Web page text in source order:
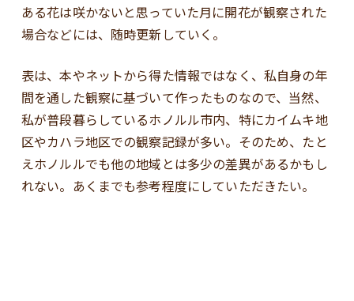
ある花は咲かないと思っていた月に開花が観察された
場合などには、随時更新していく。
表は、本やネットから得た情報ではなく、私自身の年
間を通した観察に基づいて作ったものなので、当然、
私が普段暮らしているホノルル市内、特にカイムキ地
区やカハラ地区での観察記録が多い。そのため、たと
えホノルルでも他の地域とは多少の差異があるかもし
れない。あくまでも参考程度にしていただきたい。